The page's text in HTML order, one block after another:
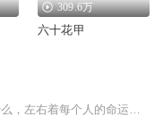
309.6万
六十花甲